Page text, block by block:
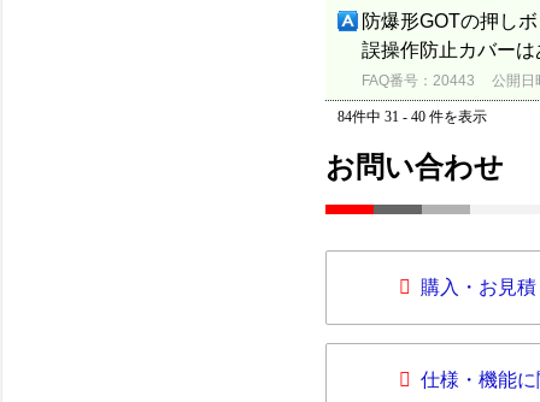
防爆形GOTの押し
誤操作防止カバー
FAQ番号：20443 公開日
84件中 31 - 40 件を表示
お問い合わせ
購入・お見
仕様・機能